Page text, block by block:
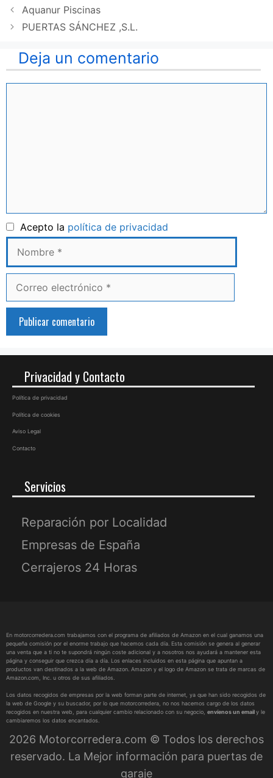
Aquanur Piscinas
PUERTAS SÁNCHEZ ,S.L.
Deja un comentario
Acepto la política de privacidad
Privacidad y Contacto
Política de privacidad
Política de cookies
Aviso Legal
Contacto
Servicios
Reparación por Localidad
Empresas de España
Cerrajeros 24 Horas
En motorcorredera.com trabajamos con el programa de afiliados de Amazon en el cual ganamos una
pequeña comisión por el enorme trabajo que hacemos cada día. Esta comisión se genera al generar
una venta que a ti no te supondrá ningún coste adicional y a nosotros nos ayudará a mantener esta
página y conseguir que crezca día a día. Los enlaces incluidos en esta página que apuntan a
productos van destinados a la web de Amazon. Amazon y el logo de Amazon se trata de marcas de
Amazon.com, Inc. u otros de sus afiliados.
Los datos recogidos de empresas por la web forman parte de internet, ya que han sido recogidos de
la web de Google y su buscador, por lo que motorcorredera, no nos hacemos cargo de los datos
recogidos en nuestra web, para cualquier cambio relacionado con su negocio, envíenos un emaily le
cambiaremos los datos encantados.
2026 Motorcorredera.com © Todos los derechos
reservado. La Mejor información para puertas de
garaje